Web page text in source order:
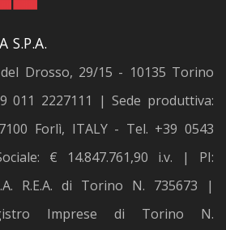
S.P.A.
Drosso, 29/15 - 10135 Torino
011 2227111 | Sede produttiva:
Forlì, ITALY - Tel. +39 0543
€ 14.847.761,90 i.v. | PI:
R.E.A. di Torino N. 735673 |
Imprese di Torino N.